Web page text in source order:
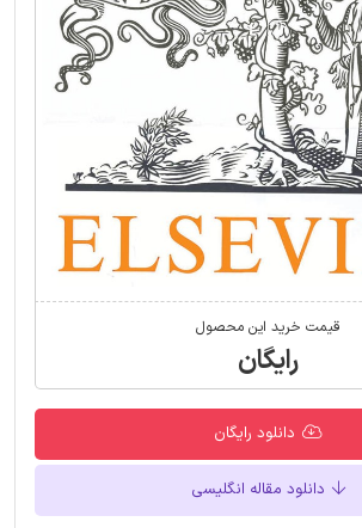
قیمت خرید این محصول
رایگان
دانلود رایگان
دانلود مقاله انگلیسی